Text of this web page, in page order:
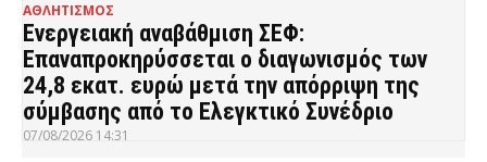
ΑΘΛΗΤΙΣΜΟΣ
Ενεργειακή αναβάθμιση ΣΕΦ:
Επαναπροκηρύσσεται ο διαγωνισμός των
24,8 εκατ. ευρώ μετά την απόρριψη της
σύμβασης από το Ελεγκτικό Συνέδριο
07/08/2026 14:31